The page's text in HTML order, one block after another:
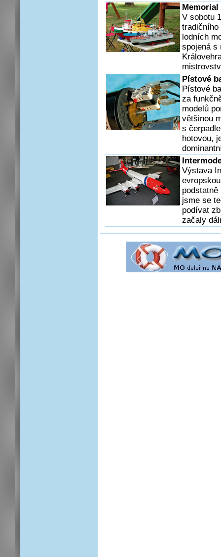
Memorial
V sobotu
tradičního
lodních
spojená s
Pístové
Pístové
za
modelů
většinou
s
hotovou,
Výstava
jsme se
podívat
začaly